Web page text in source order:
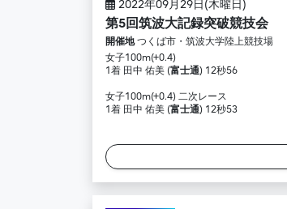
2022年09月29日(木曜日)
第5回筑波大記録突破競技会
開催地つくば市・筑波大学陸上競技場
女子100m(+0.4)
1着 田中 佑美 (富士通) 12秒56
女子100m(+0.4) 二次レース
1着 田中 佑美 (富士通) 12秒53